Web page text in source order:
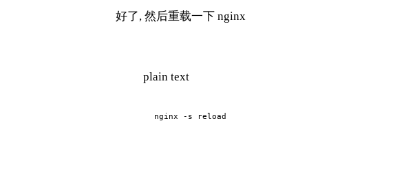
好了, 然后重载一下 nginx
plain text
nginx -s reload